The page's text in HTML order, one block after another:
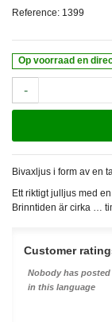
Reference: 1399
Op voorraad en
-
Bivaxljus i form av en
Ett riktigt julljus med
Brinntiden är cirka …
Customer
Nobody has posted
in this language